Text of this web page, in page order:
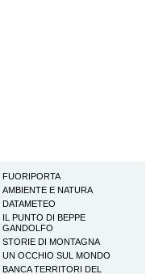
FUORIPORTA
AMBIENTE E NATURA
DATAMETEO
IL PUNTO DI BEPPE
GANDOLFO
STORIE DI MONTAGNA
UN OCCHIO SUL MONDO
BANCA TERRITORI DEL